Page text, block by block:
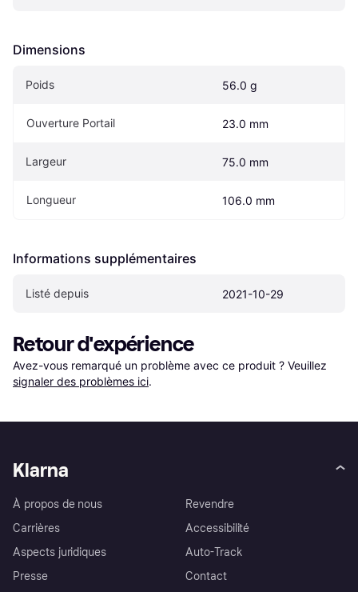
Dimensions
Poids 56.0 g
Ouverture Portail 23.0 mm
Largeur 75.0 mm
Longueur 106.0 mm
Informations supplémentaires
Listé depuis 2021-10-29
Retour d'expérience
Avez-vous remarqué un problème avec ce produit ? Veuillez
signaler des problèmes ici.
Klarna
À propos de nous
Carrières
Aspects juridiques
Presse
Revendre
Accessibilité
Auto-Track
Contact